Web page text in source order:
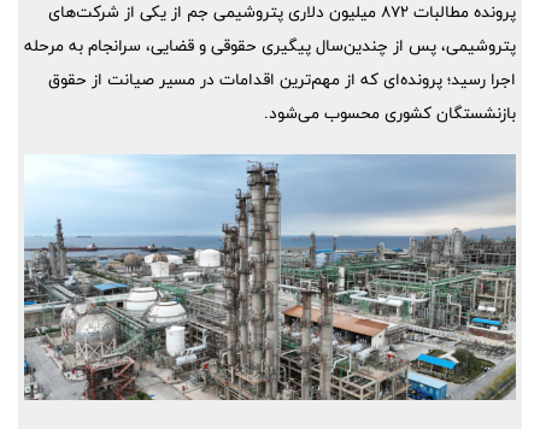
پرونده مطالبات ۸۷۲ میلیون دلاری پتروشیمی جم از یکی از شرکت‌های
پتروشیمی، پس از چندین‌سال پیگیری حقوقی و قضایی، سرانجام به مرحله
اجرا رسید؛ پرونده‌ای که از مهم‌ترین اقدامات در مسیر صیانت از حقوق
بازنشستگان کشوری محسوب می‌شود.